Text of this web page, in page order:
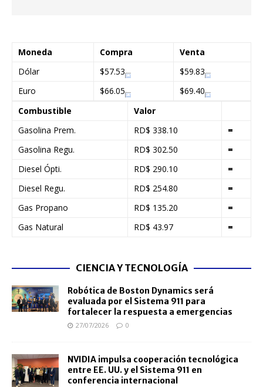
Moneda Compra
Venta
Dólar
$57.53
$59.83
Euro
$66.05
$69.40
Combustible
Valor
Gasolina Prem.
RD$ 338.10
=
Gasolina Regu.
RD$ 302.50
=
Diesel Ópti.
RD$ 290.10
=
Diesel Regu.
RD$ 254.80
=
Gas Propano
RD$ 135.20
=
Gas Natural
RD$ 43.97 =
CIENCIA Y TECNOLOGÍA
Robótica de Boston Dynamics será
evaluada por el Sistema 911 para
fortalecer la respuesta a emergencias
27/07/2026 0
NVIDIA impulsa cooperación tecnológica
entre EE. UU. y el Sistema 911 en
conferencia internacional